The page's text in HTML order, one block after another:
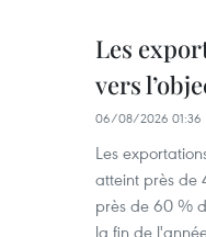
Les
vers
06/08/2026 01:36
Les
atteint près de
près de 60 %
la fin de